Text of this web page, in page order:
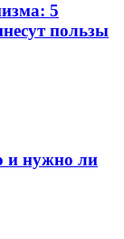
5
пользы
и нужно ли